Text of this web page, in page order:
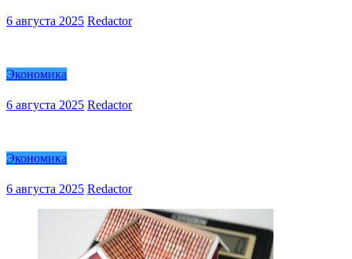
6 августа 2025 Redactor
Экономика
6 августа 2025 Redactor
Экономика
6 августа 2025 Redactor